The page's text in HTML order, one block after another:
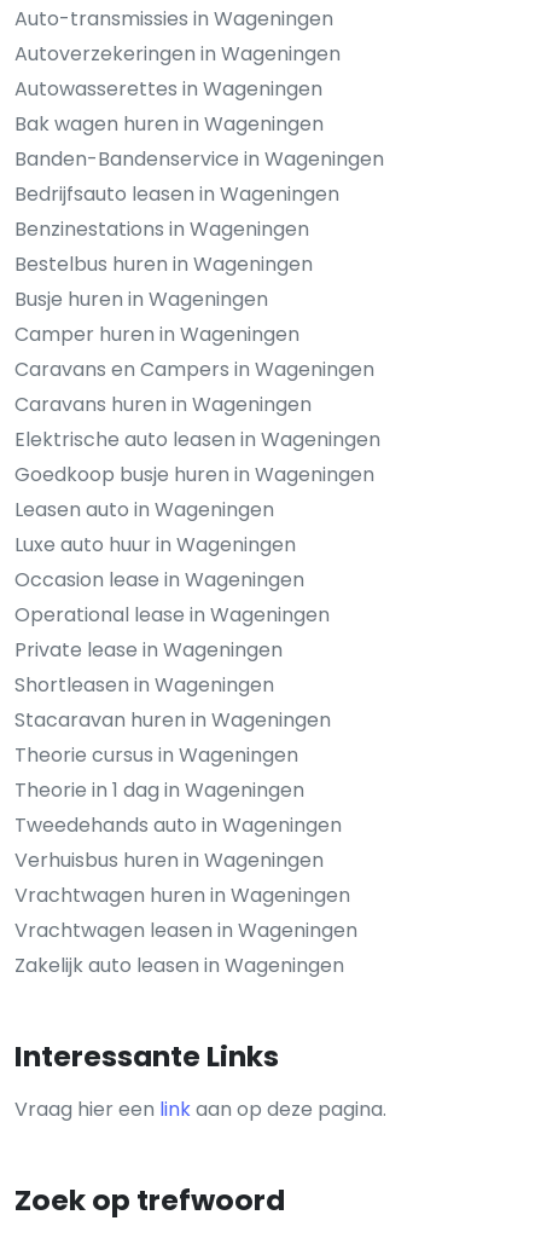
Auto-transmissies in Wageningen
Autoverzekeringen in Wageningen
Autowasserettes in Wageningen
Bak wagen huren in Wageningen
Banden-Bandenservice in Wageningen
Bedrijfsauto leasen in Wageningen
Benzinestations in Wageningen
Bestelbus huren in Wageningen
Busje huren in Wageningen
Camper huren in Wageningen
Caravans en Campers in Wageningen
Caravans huren in Wageningen
Elektrische auto leasen in Wageningen
Goedkoop busje huren in Wageningen
Leasen auto in Wageningen
Luxe auto huur in Wageningen
Occasion lease in Wageningen
Operational lease in Wageningen
Private lease in Wageningen
Shortleasen in Wageningen
Stacaravan huren in Wageningen
Theorie cursus in Wageningen
Theorie in 1 dag in Wageningen
Tweedehands auto in Wageningen
Verhuisbus huren in Wageningen
Vrachtwagen huren in Wageningen
Vrachtwagen leasen in Wageningen
Zakelijk auto leasen in Wageningen
Interessante Links
Vraag hier een linkaan op deze pagina.
Zoek op trefwoord